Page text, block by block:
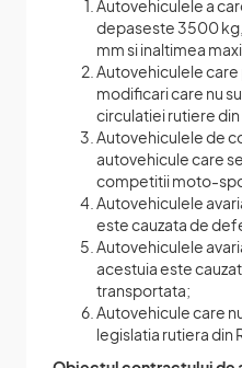
Autovehiculele a
depaseste 3500
mm si inaltimea
Autovehiculele
modificari care nu
circulatiei rutiere din
Autovehiculele de
autovehicule care
competitii moto-
Autovehiculele
este cauzata de
Autovehiculele
acestuia este
transportata;
Autovehicule care
legislatia rutiera din